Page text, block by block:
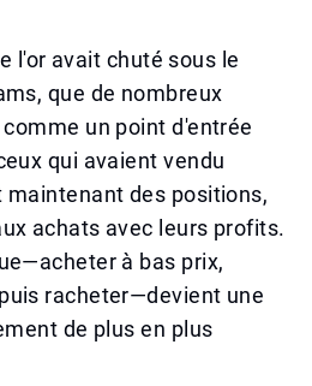
l'or avait chuté sous le
que de nombreux
un point d'entrée
qui avaient vendu
des positions,
achats avec leurs profits.
à bas prix,
racheter—devient une
de plus en plus